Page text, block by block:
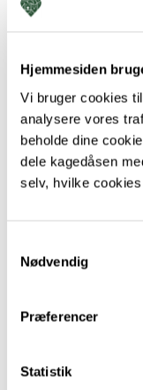
Hjemmesiden
Vi bruger cookies
analysere vores
beholde dine
dele kagedåsen
selv, hvilke
Nødvendig
Præferencer
Statistik